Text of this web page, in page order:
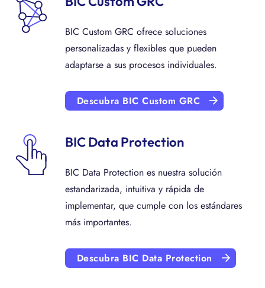
BIC Custom GRC ofrece soluciones
personalizadas y flexibles que pueden
adaptarse a sus procesos individuales.
Descubra BIC Custom GRC
BIC Data Protection
BIC Data Protection es nuestra solución
estandarizada, intuitiva y rápida de
implementar, que cumple con los estándares
más importantes.
Descubra BIC Data Protection